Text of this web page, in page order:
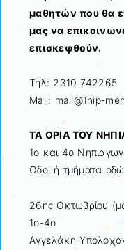
μαθητών που θα
μας να
επισκεφθούν.
Τηλ: 2310 742265
Mail: mail@1nip-
ΤΑ ΟΡΙΑ ΤΟΥ
1ο και 4ο
Οδοί ή τμήματα
26ης Οκτωβρίου
1ο-4ο
Αγγελάκη